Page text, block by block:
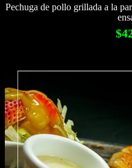
Pechuga de pollo grillada a la